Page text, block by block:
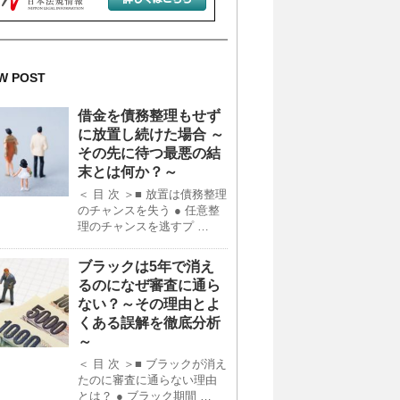
POST
借金を債務整理もせず
に放置し続けた場合 ～
その先に待つ最悪の結
末とは何か？～
＜ 目 次 ＞■ 放置は債務整理
のチャンスを失う ● 任意整
理のチャンスを逃すプ …
ブラックは5年で消え
るのになぜ審査に通ら
ない？～その理由とよ
くある誤解を徹底分析
～
＜ 目 次 ＞■ ブラックが消え
たのに審査に通らない理由
とは？ ● ブラック期間 …